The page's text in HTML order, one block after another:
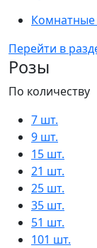
Комнатные
Перейти в
Розы
По количеству
7 шт.
9 шт.
15 шт.
21 шт.
25 шт.
35 шт.
51 шт.
101 шт.